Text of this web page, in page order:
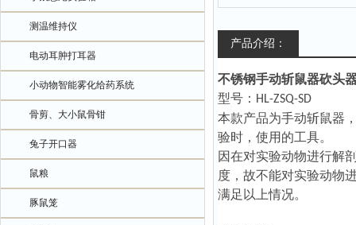
测温维持仪
电动耳肿打耳器
小动物智能雾化给药系统
骨剪、大小鼠骨钳
兔子开口器
鼠粮
豚鼠笼
产品介绍：
不锈钢手动斩鼠器砍头
型号： HL-ZSQ-SD
本款产品为手动斩鼠器
验时，使用的工具。
因在对实验动物进行解
度，故不能对实验动物
满足以上情况。